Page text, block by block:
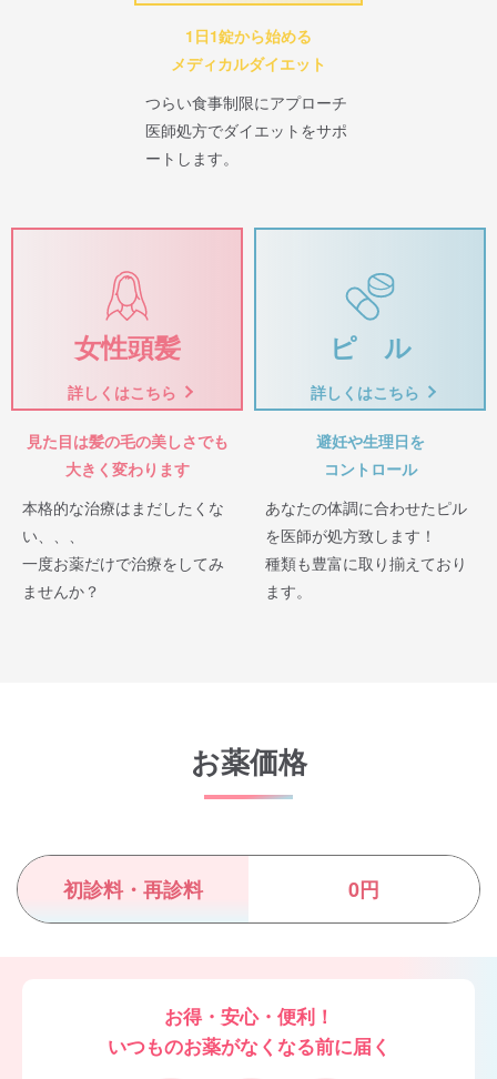
1日1錠から始める
メディカルダイエット
つらい食事制限にアプローチ
医師処方でダイエットをサポ
ートします。
女性頭髪
詳しくはこちら
見た目は髪の毛の美しさでも
大きく変わります
本格的な治療はまだしたくな
い、、、
一度お薬だけで治療をしてみ
ませんか？
ピ ル
詳しくはこちら
避妊や生理日を
コントロール
あなたの体調に合わせたピル
を医師が処方致します！
種類も豊富に取り揃えており
ます。
お薬価格
初診料・再診料 0円
お得・安心・便利！
いつものお薬がなくなる前に届く